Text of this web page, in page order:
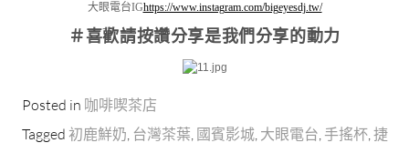
大眼電台IGhttps://www.instagram.com/bigeyesdj.tw/
＃喜歡請按讚分享是我們分享的動力
Posted in 咖啡喫茶店
Tagged 初鹿鮮奶 台灣茶葉 國賓影城 大眼電台 手搖杯 捷